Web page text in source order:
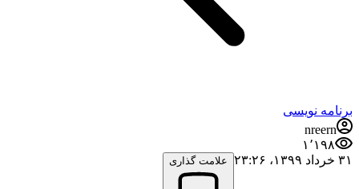
برنامه نویسی
nreern
۱٬۱۹۸
۳۱ خرداد ۱۳۹۹،‏ ۲۳:۲۶
علامت گذاری